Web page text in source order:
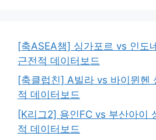
[축ASEA챔] 싱가포르 vs 인도
근전적 데이터보드
[축클럽친] A빌라 vs 바이뮌헨
적 데이터보드
[K리그2] 용인FC vs 부산아이
적 데이터보드